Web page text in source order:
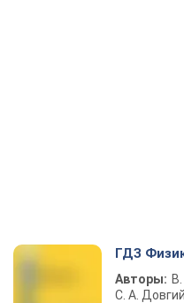
ГДЗ
Авторы:
С. А. Довгий